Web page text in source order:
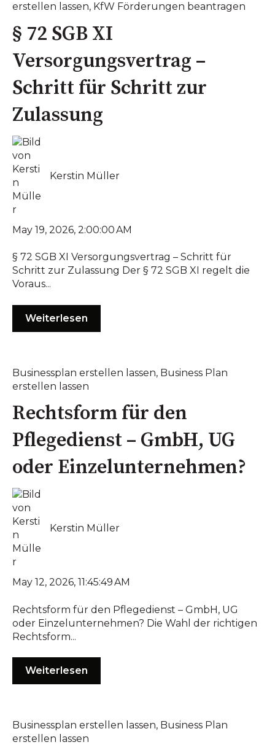
erstellen lassen, KfW Förderungen beantragen
§ 72 SGB XI
Versorgungsvertrag –
Schritt für Schritt zur
Zulassung
Kerstin Müller
May 19, 2026, 2:00:00 AM
§ 72 SGB XI Versorgungsvertrag – Schritt für
Schritt zur Zulassung Der § 72 SGB XI regelt die
Voraus...
Weiterlesen
Businessplan erstellen lassen, Business Plan
erstellen lassen
Rechtsform für den
Pflegedienst – GmbH, UG
oder Einzelunternehmen?
Kerstin Müller
May 12, 2026, 11:45:49 AM
Rechtsform für den Pflegedienst – GmbH, UG
oder Einzelunternehmen? Die Wahl der richtigen
Rechtsform...
Weiterlesen
Businessplan erstellen lassen, Business Plan
erstellen lassen